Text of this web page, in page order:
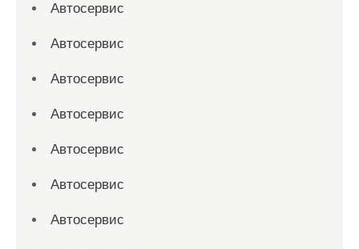
Автосервис
Автосервис
Автосервис
Автосервис
Автосервис
Автосервис
Автосервис